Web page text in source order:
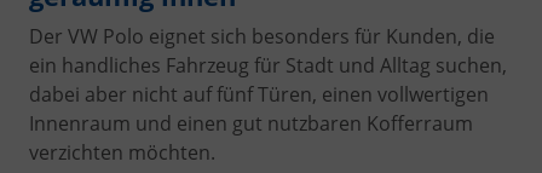
Der VW Polo eignet sich besonders für Kunden, die
ein handliches Fahrzeug für Stadt und Alltag suchen,
dabei aber nicht auf fünf Türen, einen vollwertigen
Innenraum und einen gut nutzbaren Kofferraum
verzichten möchten.